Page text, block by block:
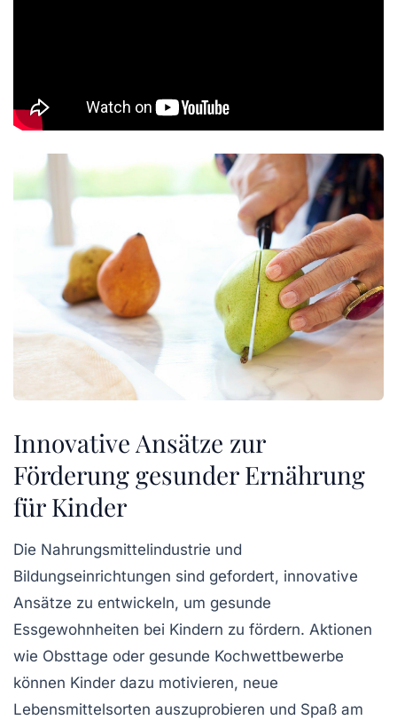
Innovative Ansätze zur
Förderung gesunder Ernährung
für Kinder
Die Nahrungsmittelindustrie und
Bildungseinrichtungen sind gefordert, innovative
Ansätze zu entwickeln, um gesunde
Essgewohnheiten bei Kindern zu fördern. Aktionen
wie Obsttage oder gesunde Kochwettbewerbe
können Kinder dazu motivieren, neue
Lebensmittelsorten auszuprobieren und Spaß am